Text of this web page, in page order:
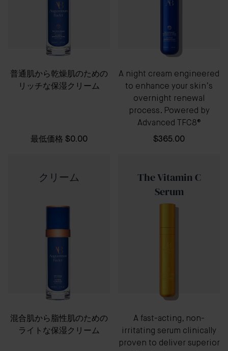
普通肌から乾燥肌のための
リッチな保湿クリーム
最低価格 $0.00
A night cream engineered
to enhance your skin’s
overnight renewal
process. Powered by
Advanced TFC8®
$365.00
クリーム
混合肌から脂性肌のための
ライトな保湿クリーム
The Vitamin C
Serum
A fast-acting, non-
irritating serum clinically
proven to deliver superior